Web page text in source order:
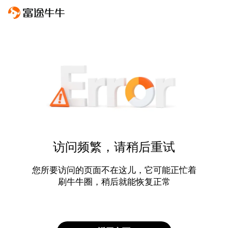
访问频繁，请稍后重试
您所要访问的页面不在这儿，它可能正忙着
刷牛牛圈，稍后就能恢复正常